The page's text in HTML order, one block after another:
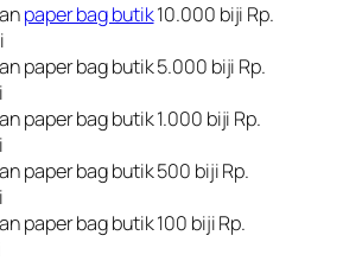
paper bag butik10.000 biji Rp.
paper bag butik 5.000 biji Rp.
paper bag butik 1.000 biji Rp.
paper bag butik 500 biji Rp.
paper bag butik 100 biji Rp.